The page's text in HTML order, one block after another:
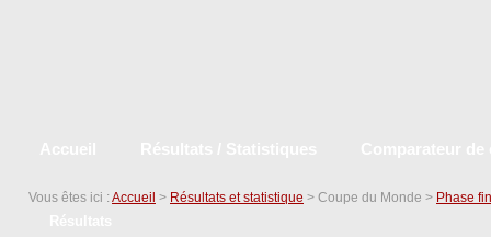
Vous êtes ici : Accueil > Résultats et statistique > Coupe du Monde > Phase